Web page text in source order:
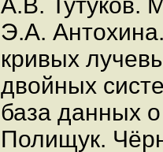
Э.А.
кривых
двойных
база данных
Полищук.